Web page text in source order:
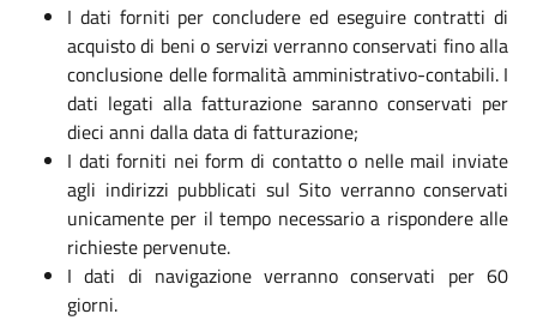
I dati forniti per concludere ed eseguire contratti di
acquisto di beni o servizi verranno conservati fino alla
conclusione delle formalità amministrativo-contabili. I
dati legati alla fatturazione saranno conservati per
dieci anni dalla data di fatturazione;
I dati forniti nei form di contatto o nelle mail inviate
agli indirizzi pubblicati sul Sito verranno conservati
unicamente per il tempo necessario a rispondere alle
richieste pervenute.
I dati di navigazione verranno conservati per 60
giorni.